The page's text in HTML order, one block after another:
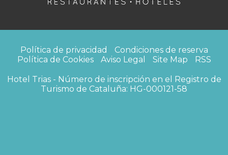
Política de privacidad
Condiciones de reserva
Política de Cookies
Aviso Legal Site Map RSS
Hotel Trias - Número de inscripción en el Registro de
Turismo de Cataluña: HG-000121-58